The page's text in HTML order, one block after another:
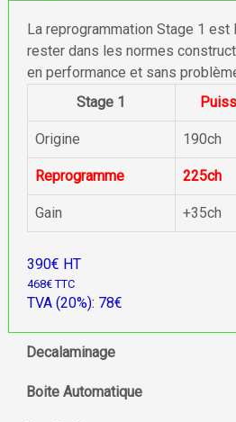
La reprogrammation Stage 1
rester dans les normes
en performance et sans
Stage 1
Origine 190ch
Reprogramme 225ch
Gain +35ch
390€ HT
468€ TTC
TVA (20%): 78€
Decalaminage
Boite Automatique